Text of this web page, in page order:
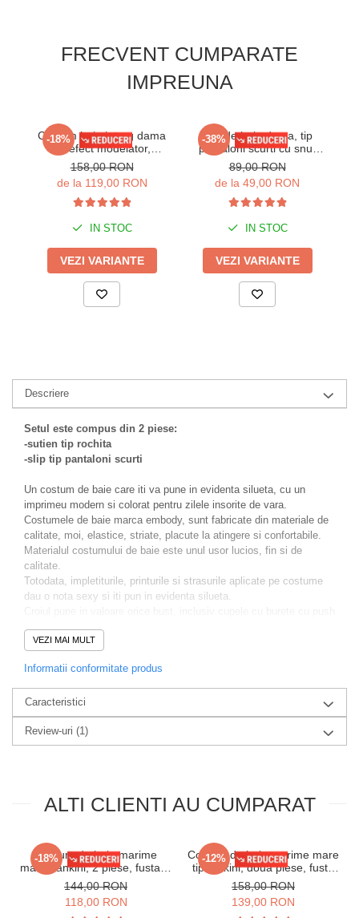
FRECVENT CUMPARATE
IMPREUNA
-18%
Costum baie intreg dama
cu efect modelator,
turcoaz, Aqua marine
158,00 RON
de la 119,00 RON
IN STOC
VEZI VARIANTE
-38%
Slip de baie dama, tip
pantaloni scurti cu snur
reglabil, negru 2296d
89,00 RON
de la 49,00 RON
IN STOC
VEZI VARIANTE
Descriere
Setul este compus din 2 piese:
-sutien tip rochita
-slip tip pantaloni scurti
Un costum de baie care iti va pune in evidenta silueta, cu un
imprimeu modern si colorat pentru zilele insorite de vara.
Costumele de baie marca embody, sunt fabricate din materiale de
calitate, moi, elastice, striate, placute la atingere si confortabile.
Materialul costumului de baie este unul usor lucios, fin si de
calitate.
Totodata, impletiturile, printurile si strasurile aplicate pe costume
dau o nota sexy si iti pun in evidenta silueta.
up, pentru a pune in valoare bustul si a crea un
decolteu mai plin iar bretelele de sustinere sunt reglabile, slipii cu
Alege costumul de baie care ti se potriveste, pentru o aparitie
sexy, un look care evidentiaza bronzul. Fii in trend la plaja si
stralueste vara aceasta, atragand toate privirile.
VEZI MAI MULT
Informatii conformitate produs
Caracteristici
Review-uri (1)
ALTI CLIENTI AU CUMPARAT
-18%
Costum de baie marime
mare, tankini, 2 piese, fusta si
pantaloni scurti, multicolor
w139
144,00 RON
118,00 RON
-12%
Costum de baie marime mare
tip tankini, doua piese, fusta
si pantaloni scurti floral w110
158,00 RON
139,00 RON